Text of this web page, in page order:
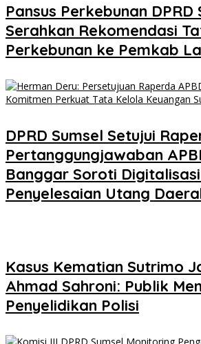
Pansus Perkebunan DPRD
Serahkan Rekomendasi
Perkebunan ke Pemkab
DPRD Sumsel Setujui
Pertanggungjawaban
Banggar Soroti
Penyelesaian Utang
Kasus Kematian Sutrimo
Ahmad Sahroni: Publik
Penyelidikan Polisi